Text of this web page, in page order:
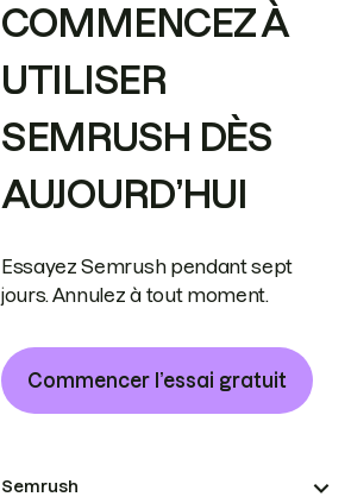
COMMENCEZ À
UTILISER
SEMRUSH DÈS
AUJOURD’HUI
Essayez Semrush pendant sept
jours. Annulez à tout moment.
Commencer l’essai gratuit
Semrush